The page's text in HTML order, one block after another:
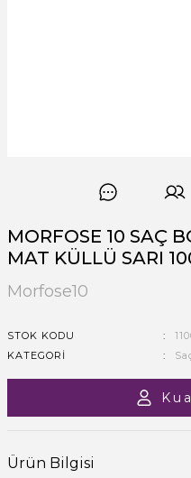
MORFOSE 10 SAÇ
MAT KÜLLÜ SARI
Morfose10
STOK KODU
KATEGORI
Ürün Bilgisi